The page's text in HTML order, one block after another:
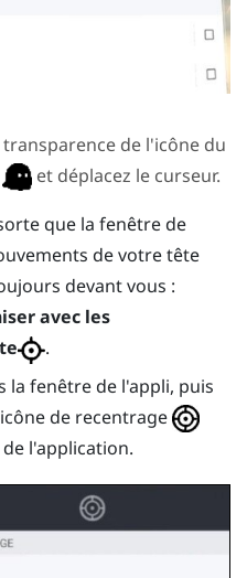
de l'icône du
et déplacez le curseur.
que la fenêtre de
de votre tête
devant vous :
avec les
.
la fenêtre de l'appli, puis
de recentrage
l'application.